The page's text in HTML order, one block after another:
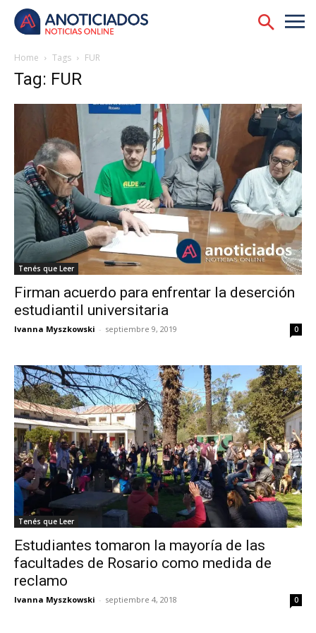
Home Tags FUR
Tag: FUR
Tenés que Leer
Firman acuerdo para enfrentar la deserción
estudiantil universitaria
Ivanna Myszkowski - septiembre 9, 2019 0
Tenés que Leer
Estudiantes tomaron la mayoría de las
facultades de Rosario como medida de
reclamo
Ivanna Myszkowski - septiembre 4, 2018 0